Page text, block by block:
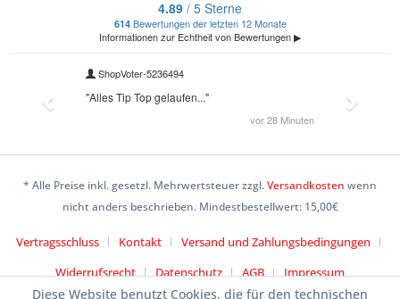
* Alle Preise inkl. gesetzl. Mehrwertsteuer zzgl.Versandkosten wenn
nicht anders beschrieben. Mindestbestellwert: 15,00€
Vertragsschluss Kontakt
Versand und Zahlungsbedingungen
Widerrufsrecht
Datenschutz AGB Impressum
Diese Website benutzt Cookies, die für den technischen